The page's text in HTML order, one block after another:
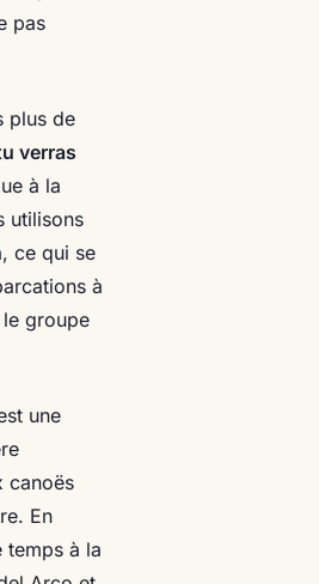
pas
plus de
verras
à la
utilisons
ce qui se
à
groupe
une
canoës
En
temps à la